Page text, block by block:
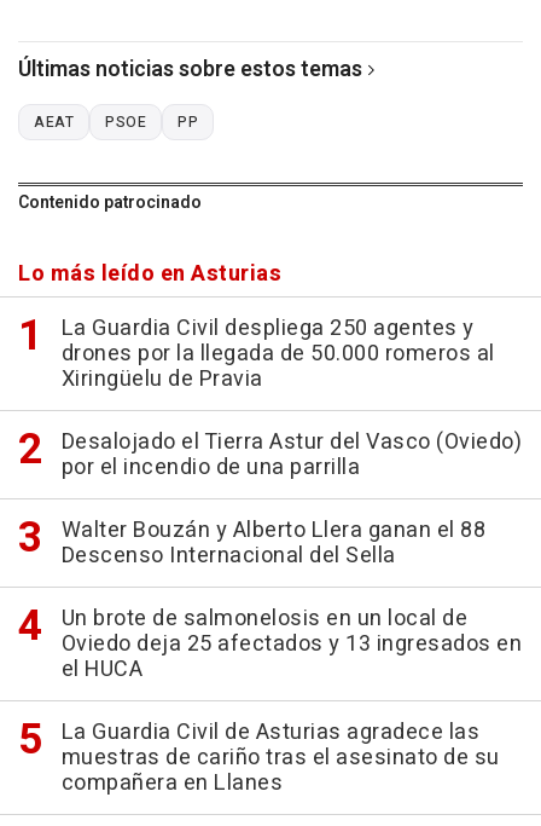
Últimas noticias sobre estos temas
AEAT PSOE PP
Contenido patrocinado
Lo más leído en Asturias
La Guardia Civil despliega 250 agentes y
drones por la llegada de 50.000 romeros al
Xiringüelu de Pravia
Desalojado el Tierra Astur del Vasco (Oviedo)
por el incendio de una parrilla
Walter Bouzán y Alberto Llera ganan el 88
Descenso Internacional del Sella
Un brote de salmonelosis en un local de
Oviedo deja 25 afectados y 13 ingresados en
el HUCA
La Guardia Civil de Asturias agradece las
muestras de cariño tras el asesinato de su
compañera en Llanes